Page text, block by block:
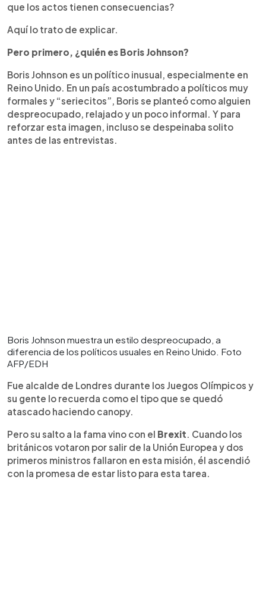
que los actos tienen consecuencias?
Aquí lo trato de explicar.
Pero primero, ¿quién es Boris Johnson?
Boris Johnson es un político inusual, especialmente en
Reino Unido. En un país acostumbrado a políticos muy
formales y “seriecitos”, Boris se planteó como alguien
despreocupado, relajado y un poco informal. Y para
reforzar esta imagen, incluso se despeinaba solito
antes de las entrevistas.
Boris Johnson muestra un estilo despreocupado, a
diferencia de los políticos usuales en Reino Unido. Foto
AFP/EDH
Fue alcalde de Londres durante los Juegos Olímpicos y
su gente lo recuerda como el tipo que se quedó
atascado haciendo canopy.
Pero su salto a la fama vino con el Brexit . Cuando los
británicos votaron por salir de la Unión Europea y dos
primeros ministros fallaron en esta misión, él ascendió
con la promesa de estar listo para esta tarea.